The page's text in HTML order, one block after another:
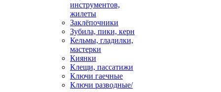
инструментов,
жилеты
Заклёпочники
Зубила, пики, керн
Кельмы, гладилки,
мастерки
Киянки
Клещи, пассатижи
Ключи гаечные
Ключи разводные/